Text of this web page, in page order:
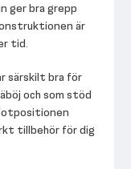
ger bra grepp
är
tid.
särskilt bra för
och som stöd
tillbehör för dig